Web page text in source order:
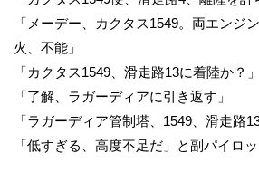
「メーデー、カクタス1549。両エンジ
火、不能」
「カクタス1549、滑走路13に着陸か？」
「了解、ラガーディアに引き返す」
「ラガーディア管制塔、1549、滑走路13
「低すぎる、高度不足だ」と副パイロ